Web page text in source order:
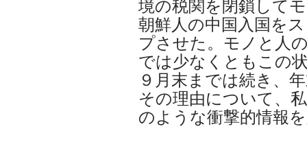
境の税関を閉鎖して
朝鮮人の中国入国を
プさせた。モノと人
では少なくともこの
９月末までは続き、
その理由について、
のような衝撃的情報